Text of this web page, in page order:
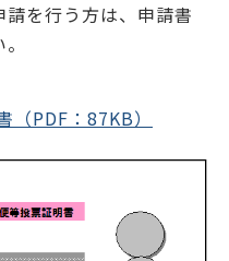
を行う方は、申請書
PDF：87KB）